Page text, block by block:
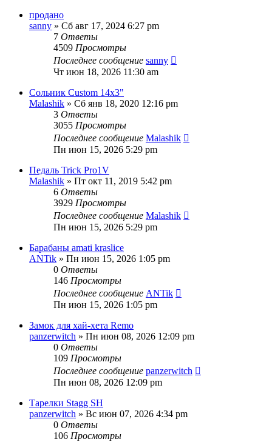
продано
sanny » Сб авг 17, 2024 6:27 pm
7 Ответы
4509 Просмотры
Последнее сообщение sanny
Чт июн 18, 2026 11:30 am
Сольник Custom 14x3"
Malashik » Сб янв 18, 2020 12:16 pm
3 Ответы
3055 Просмотры
Последнее сообщение Malashik
Пн июн 15, 2026 5:29 pm
Педаль Trick Pro1V
Malashik » Пт окт 11, 2019 5:42 pm
6 Ответы
3929 Просмотры
Последнее сообщение Malashik
Пн июн 15, 2026 5:29 pm
Барабаны amati kraslice
ANTik » Пн июн 15, 2026 1:05 pm
0 Ответы
146 Просмотры
Последнее сообщение ANTik
Пн июн 15, 2026 1:05 pm
Замок для хай-хета Remo
panzerwitch » Пн июн 08, 2026 12:09 pm
0 Ответы
109 Просмотры
Последнее сообщение panzerwitch
Пн июн 08, 2026 12:09 pm
Тарелки Stagg SH
panzerwitch » Вс июн 07, 2026 4:34 pm
0 Ответы
106 Просмотры